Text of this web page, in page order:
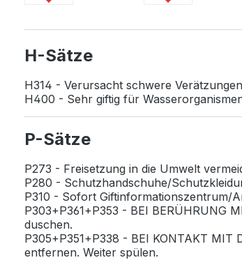
H-Sätze
H314 - Verursacht schwere
H400 - Sehr giftig für
P-Sätze
P273 - Freisetzung in die Umwelt
P280 - Schutzhandschuhe/
P310 - Sofort Giftinformationszentrum/
P303+P361+P353 - BEI BERÜHRUNG
duschen.
P305+P351+P338 - BEI KONTAKT
entfernen. Weiter spülen.